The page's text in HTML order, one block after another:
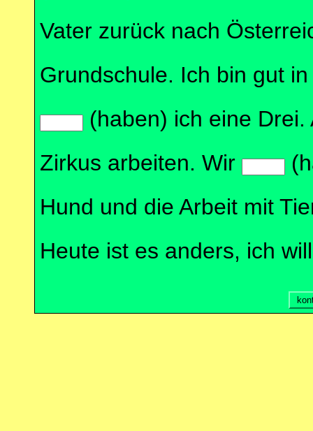
Vater zurück nach
Grundschule. Ich bin gut
(haben) ich eine Drei.
Zirkus arbeiten. Wir
Hund und die Arbeit mit
Heute ist es anders, ich